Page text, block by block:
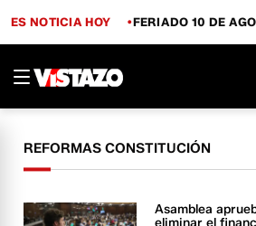
ES NOTICIA HOY FERIADO 10 DE
REFORMAS CONSTITUCIÓN
Asamblea
eliminar el